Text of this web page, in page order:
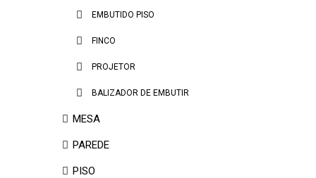
EMBUTIDO PISO
FINCO
PROJETOR
BALIZADOR DE EMBUTIR
MESA
PAREDE
PISO